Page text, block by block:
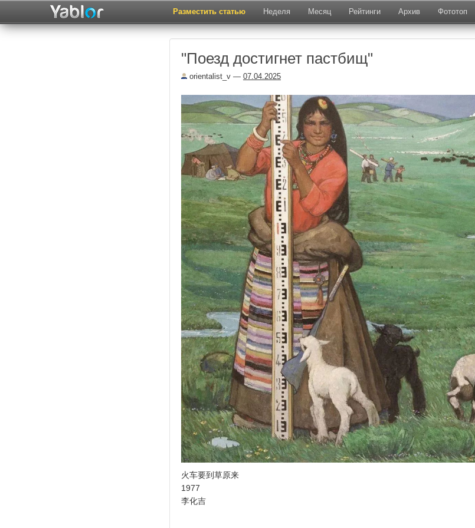
Разместить статью Неделя Месяц Рейтинги Архив Фототоп
"Поезд достигнет пастбищ"
orientalist_v — 07.04.2025
火车要到草原来
1977
李化吉